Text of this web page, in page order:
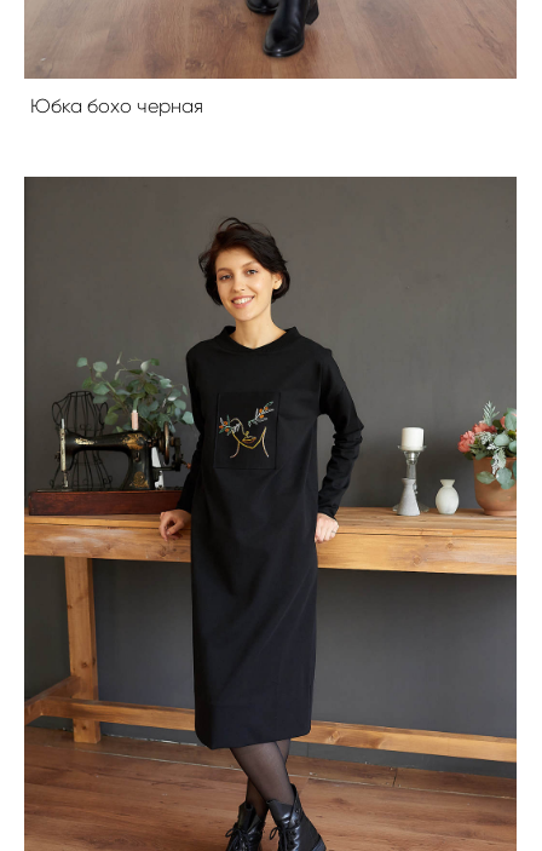
Юбка бохо черная